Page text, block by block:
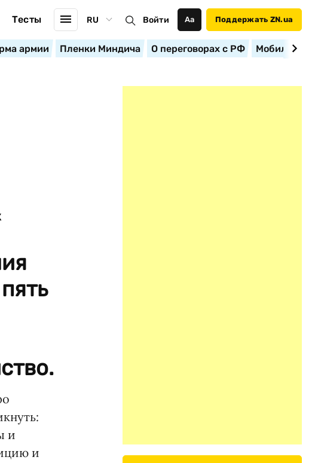
Тесты RU Войти Аа Поддержать ZN.ua
армии Пленки Миндича О переговорах с РФ
и
и